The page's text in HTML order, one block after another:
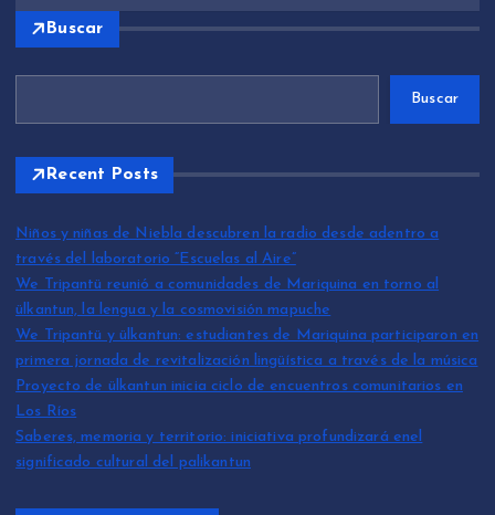
Buscar
Buscar
Recent Posts
Niños y niñas de Niebla descubren la radio desde adentro a
través del laboratorio “Escuelas al Aire”
We Tripantü reunió a comunidades de Mariquina en torno al
ülkantun, la lengua y la cosmovisión mapuche
We Tripantü y ülkantun: estudiantes de Mariquina participaron en
primera jornada de revitalización lingüística a través de la música
Proyecto de ülkantun inicia ciclo de encuentros comunitarios en
Los Ríos
Saberes, memoria y territorio: iniciativa profundizará enel
significado cultural del palikantun